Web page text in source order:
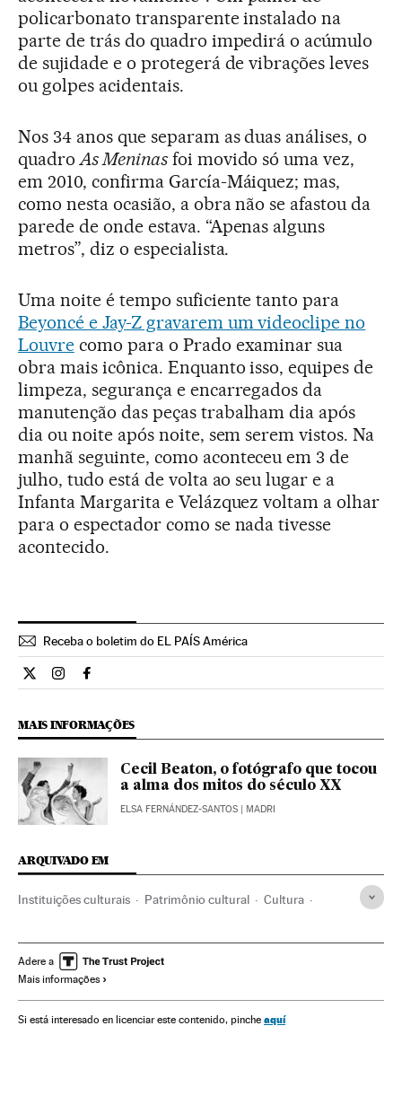
policarbonato transparente instalado na
parte de trás do quadro impedirá o acúmulo
de sujidade e o protegerá de vibrações leves
ou golpes acidentais.
Nos 34 anos que separam as duas análises, o
quadroAs Meninasfoi movido só uma vez,
em 2010, confirma García-Máiquez; mas,
como nesta ocasião, a obra não se afastou da
parede de onde estava. “Apenas alguns
metros”, diz o especialista.
Uma noite é tempo suficiente tanto para
Beyoncé e Jay-Z gravarem um videoclipe no
Louvrecomo para o Prado examinar sua
obra mais icônica. Enquanto isso, equipes de
limpeza, segurança e encarregados da
manutenção das peças trabalham dia após
dia ou noite após noite, sem serem vistos. Na
manhã seguinte, como aconteceu em 3 de
julho, tudo está de volta ao seu lugar e a
Infanta Margarita e Velázquez voltam a olhar
para o espectador como se nada tivesse
acontecido.
Receba o boletim do EL PAÍS América
Cultura El País Brasil en Twitter
Cultura El País Brasil en Instagram
Cultura El País Brasil en Facebook
MAIS INFORMAÇÕES
Cecil Beaton, o fotógrafo que tocou
a alma dos mitos do século XX
ELSA FERNÁNDEZ-SANTOS | MADRI
ARQUIVADO EM
Instituições culturais Patrimônio cultural Cultura
Museo del Prado Restauro patrimônio
Proteção patrimônio
Adere a
Mais informações
Si está interesado en licenciar este contenido, pinche aquí